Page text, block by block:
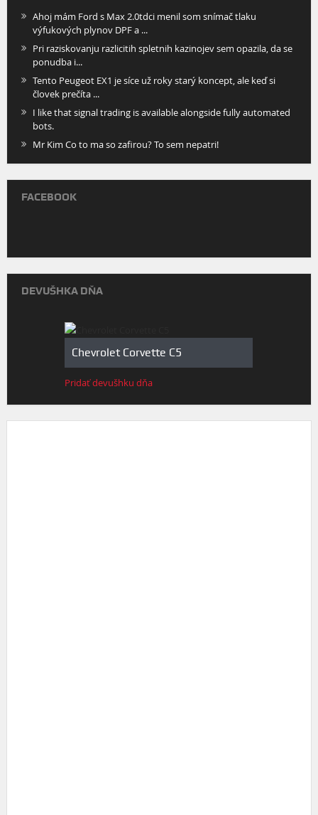
Ahoj mám Ford s Max 2.0tdci menil som snímač tlaku
výfukových plynov DPF a ...
Pri raziskovanju razlicitih spletnih kazinojev sem opazila, da se
ponudba i...
Tento Peugeot EX1 je síce už roky starý koncept, ale keď si
človek prečíta ...
I like that signal trading is available alongside fully automated
bots.
Mr Kim Co to ma so zafirou? To sem nepatri!
FACEBOOK
DEVUŠHKA DŇA
Chevrolet Corvette C5
Pridať devušhku dňa